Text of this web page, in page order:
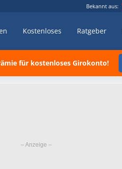
Bekannt aus:
Kostenloses Ratgeber
für kostenloses Girokonto!